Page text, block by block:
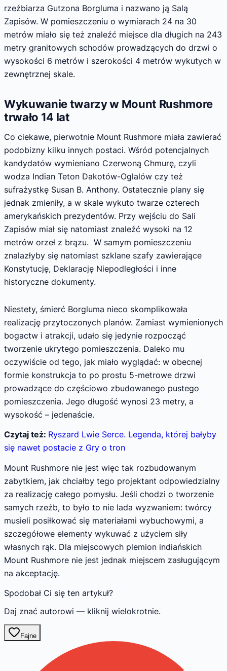
rzeźbiarza Gutzona Borgluma i nazwano ją Salą
Zapisów. W pomieszczeniu o wymiarach 24 na 30
metrów miało się też znaleźć miejsce dla długich na 243
metry granitowych schodów prowadzących do drzwi o
wysokości 6 metrów i szerokości 4 metrów wykutych w
zewnętrznej skale.
Wykuwanie twarzy w Mount Rushmore
trwało 14 lat
Co ciekawe, pierwotnie Mount Rushmore miała zawierać
podobizny kilku innych postaci. Wśród potencjalnych
kandydatów wymieniano Czerwoną Chmurę, czyli
wodza Indian Teton Dakotów-Oglalów czy też
sufrażystkę Susan B. Anthony. Ostatecznie plany się
jednak zmieniły, a w skale wykuto twarze czterech
amerykańskich prezydentów. Przy wejściu do Sali
Zapisów miał się natomiast znaleźć wysoki na 12
metrów orzeł z brązu. W samym pomieszczeniu
znalazłyby się natomiast szklane szafy zawierające
Konstytucję, Deklarację Niepodległości i inne
historyczne dokumenty.
Niestety, śmierć Borgluma nieco skomplikowała
realizację przytoczonych planów. Zamiast wymienionych
bogactw i atrakcji, udało się jedynie rozpocząć
tworzenie ukrytego pomieszczenia. Daleko mu
oczywiście od tego, jak miało wyglądać: w obecnej
formie konstrukcja to po prostu 5-metrowe drzwi
prowadzące do częściowo zbudowanego pustego
pomieszczenia. Jego długość wynosi 23 metry, a
wysokość – jedenaście.
Czytaj też: Ryszard Lwie Serce. Legenda, której bałyby
się nawet postacie z Gry o tron
Mount Rushmore nie jest więc tak rozbudowanym
zabytkiem, jak chciałby tego projektant odpowiedzialny
za realizację całego pomysłu. Jeśli chodzi o tworzenie
samych rzeźb, to było to nie lada wyzwaniem: twórcy
musieli posiłkować się materiałami wybuchowymi, a
szczegółowe elementy wykuwać z użyciem siły
własnych rąk. Dla miejscowych plemion indiańskich
Mount Rushmore nie jest jednak miejscem zasługującym
na akceptację.
Spodobał Ci się ten artykuł?
Daj znać autorowi — kliknij wielokrotnie.
Fajne